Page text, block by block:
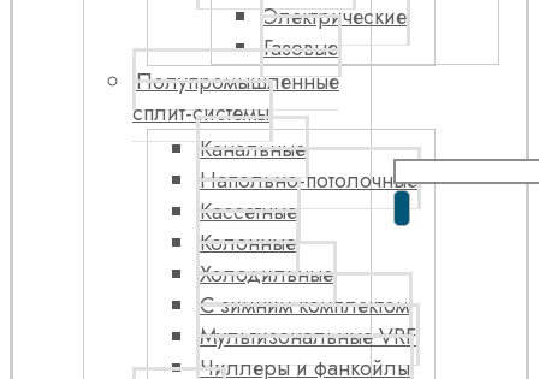
Электрические
Газовые
Полупромышленные
сплит-системы
Канальные
Напольно-потолочные
Кассетные
Колонные
Холодильные
С зимним комплектом
Мультизональные VRF
Чиллеры и фанкойлы